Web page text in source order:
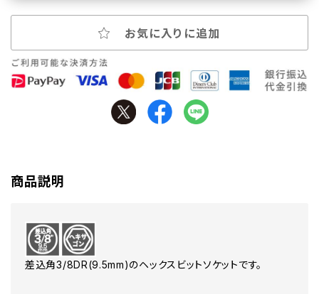
お気に入りに追加
商品説明
差込角3/8DR(9.5mm)のヘックスビットソケットです。